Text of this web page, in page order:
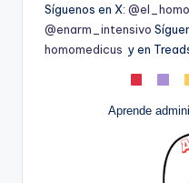
Síguenos en X:
@enarm_intensivo
homomedicus y en
Aprende